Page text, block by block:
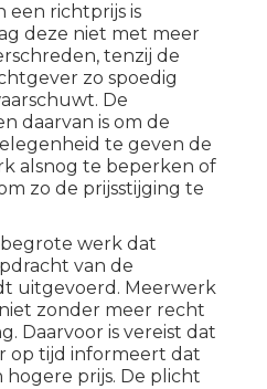
een richtprijs is
deze niet met meer
tenzij de
zo spoedig
De
daarvan is om de
te geven de
alsnog te beperken of
zo de prijsstijging te
begrote werk dat
van de
uitgevoerd. Meerwerk
zonder meer recht
Daarvoor is vereist dat
op tijd informeert dat
prijs. De plicht